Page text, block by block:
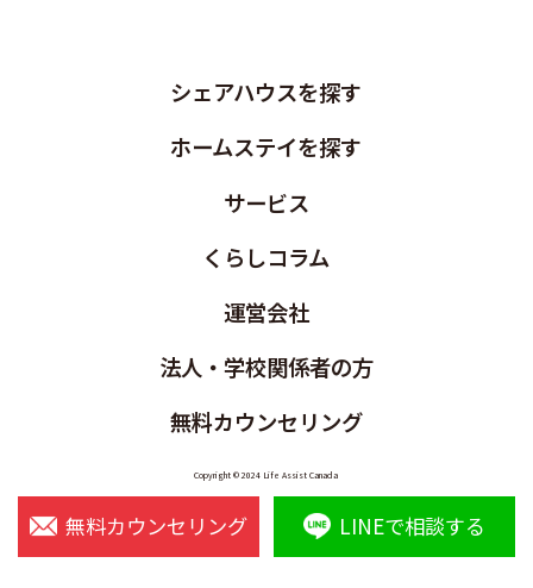
シェアハウスを探す
ホームステイを探す
サービス
くらしコラム
運営会社
法人・学校関係者の方
無料カウンセリング
Copyright © 2024 Life Assist Canada
無料カウンセリング LINEで相談する